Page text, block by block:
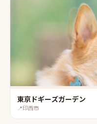
東京ドギーズガーデン
📍印西市